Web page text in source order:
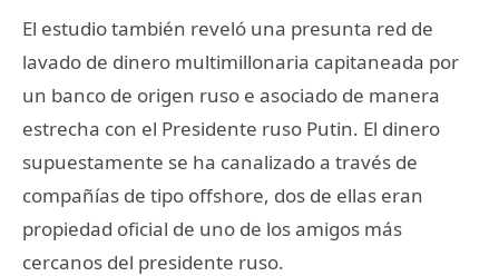
El estudio también reveló una presunta red de
lavado de dinero multimillonaria capitaneada por
un banco de origen ruso e asociado de manera
estrecha con el Presidente ruso Putin. El dinero
supuestamente se ha canalizado a través de
compañías de tipo offshore, dos de ellas eran
propiedad oficial de uno de los amigos más
cercanos del presidente ruso.